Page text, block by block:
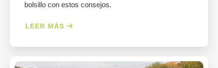
bolsillo con estos consejos.
LEER MÁS